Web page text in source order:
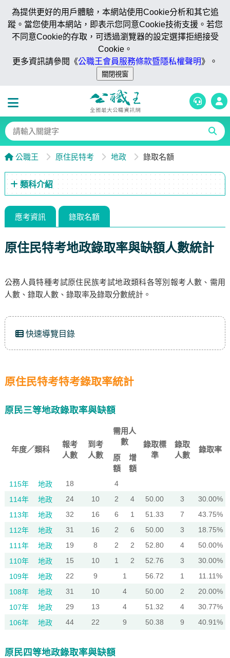
為提供更好的用戶體驗，本網站使用Cookie分析和其它追
蹤。當您使用本網站，即表示您同意Cookie技術支援。若您
不同意Cookie的存取，可透過瀏覽器的設定選擇拒絕接受
Cookie。
更多資訊請參閱《公職王會員服務條款暨隱私權聲明》。
公職王 原住民特考 地政 錄取名額
類科介紹
應考資訊 錄取名額
原住民特考地政錄取率與缺額人數統計
公務人員特種考試原住民族考試地政類科各等別報考人數、需用
人數、錄取人數、錄取率及錄取分數統計。
快速導覽目錄
原住民特考特考錄取率統計
原民三等地政錄取率與缺額
年度／類科
報考
人數
到考
人數
需用人
數
錄取標
準
錄取
人數
錄取率
原
額
增
額
115年 地政 18
4
114年
地政 24 10 2 4 50.00 3
30.00%
113年
地政 32 16 6 1 51.33 7
43.75%
112年
地政 31 16 2 6 50.00 3
18.75%
111年
地政 19 8 2 2 52.80 4
50.00%
110年
地政 15 10 1 2 52.76 3
30.00%
109年
地政 22 9 1 56.72 1
11.11%
108年
地政 31 10 4 50.00 2
20.00%
107年
地政 29 13 4 51.32 4
30.77%
106年
地政 44 22 9 50.38 9 40.91%
原民四等地政錄取率與缺額